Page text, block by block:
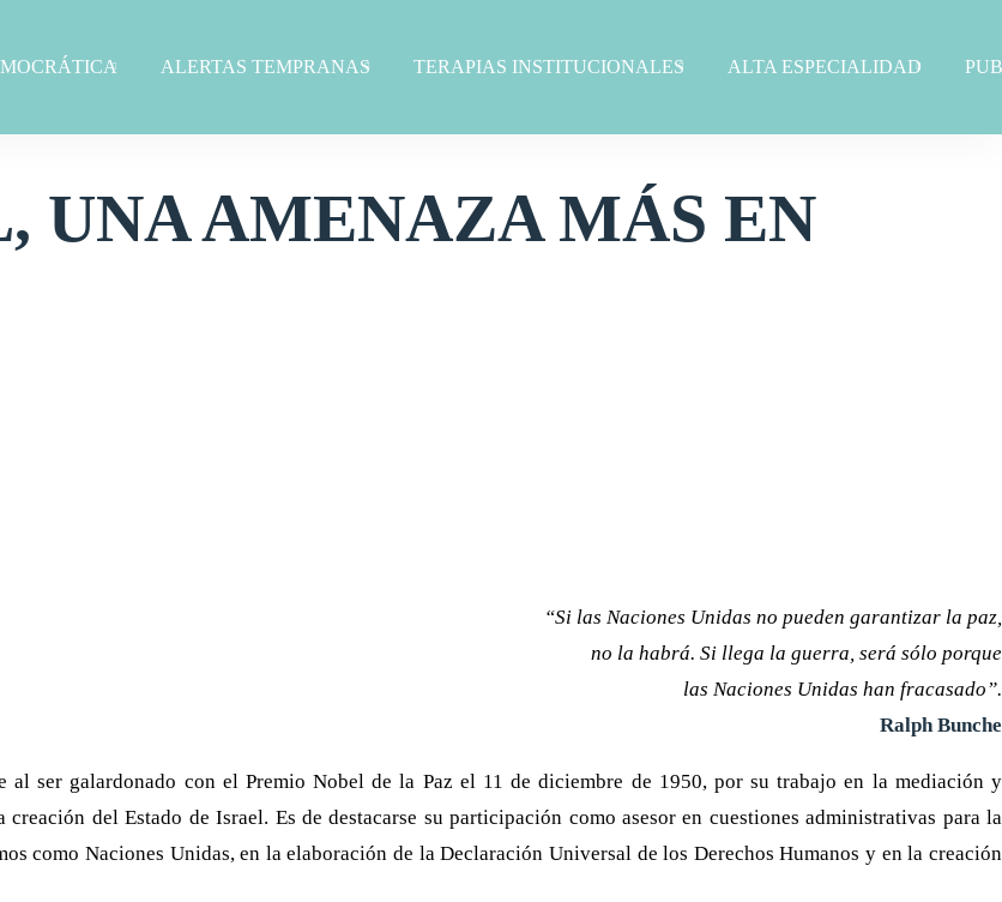
ALERTAS TEMPRANAS TERAPIAS INSTITUCIONALES ALTA ESPECIALIDAD
UNA AMENAZA MÁS EN
“Si las Naciones Unidas no pueden garantizar la paz,
no la habrá. Si llega la guerra, será sólo porque
las Naciones Unidas han fracasado”.
Ralph Bunche
al ser galardonado con el Premio Nobel de la Paz el 11 de diciembre de 1950, por su trabajo en la mediación y
del Estado de Israel. Es de destacarse su participación como asesor en cuestiones administrativas para la
como Naciones Unidas, en la elaboración de la Declaración Universal de los Derechos Humanos y en la creación